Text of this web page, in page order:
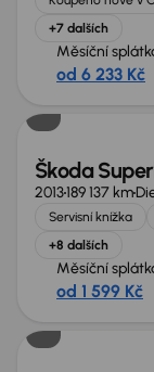
+7 dalších
Měsíční
od 6 233 Kč
Zlevněno o 30
Škoda
2013189 137 km
Servisní knížka
+8 dalších
Měsíční
od 1 599 Kč